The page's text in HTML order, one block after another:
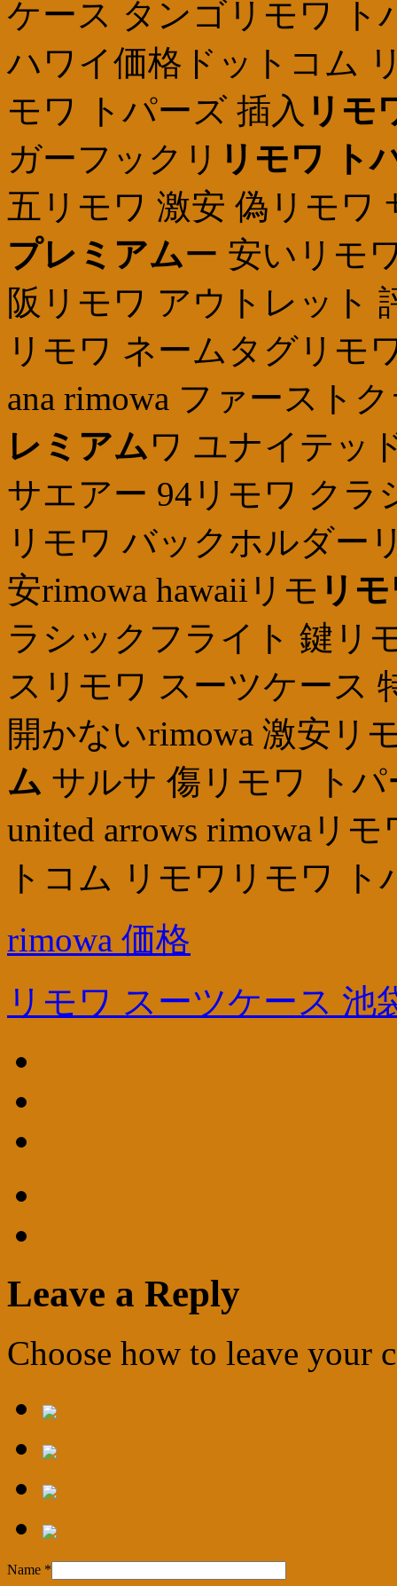
ケース タンゴリモワ ト
ハワイ価格ドットコム
モワ トパーズ 插入 リモ
ガーフックリ リモワ ト
五リモワ 激安 偽リモワ
プレミアムー 安いリモ
阪リモワ アウトレット
リモワ ネームタグリモ
ana rimowa ファースト
レミアムワ ユナイテッ
サエアー 94リモワ ク
リモワ バックホルダー
安rimowa hawaiiリモ リ
ラシックフライト 鍵リ
スリモワ スーツケース
開かないrimowa 激安リ
ム サルサ 傷リモワ ト
united arrows rimowaリ
トコム リモワリモワ ト
rimowa 価格
リモワ スーツケース 池
Leave a Reply
Choose how to leave your
Name *